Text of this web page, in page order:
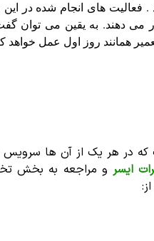
. فعالیت های انجام شده در
می دهند. به یقین می توان
همانند روز اول عمل خواهد
در هر یک از آن ها سرویس
ایسر و مراجعه به بخش